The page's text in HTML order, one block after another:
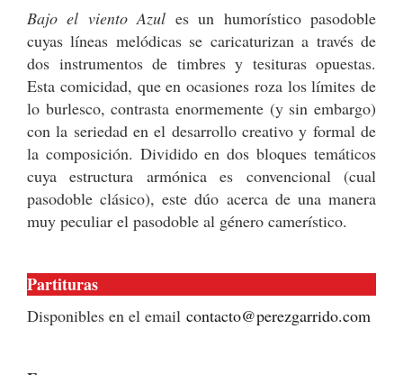
Bajo el viento Azul es un humorístico pasodoble
cuyas líneas melódicas se caricaturizan a través de
dos instrumentos de timbres y tesituras opuestas.
Esta comicidad, que en ocasiones roza los límites de
lo burlesco, contrasta enormemente (y sin embargo)
con la seriedad en el desarrollo creativo y formal de
la composición. Dividido en dos bloques temáticos
cuya estructura armónica es convencional (cual
pasodoble clásico), este dúo acerca de una manera
muy peculiar el pasodoble al género camerístico.
Partituras
Disponibles en el email contacto@perezgarrido.com